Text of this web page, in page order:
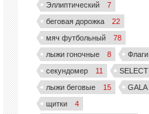
Эллиптический
7
беговая дорожка
22
мяч футбольный
78
лыжи гоночные
8 Флаги
секундомер
11 SELECT
лыжи беговые
15 GALA
щитки
4